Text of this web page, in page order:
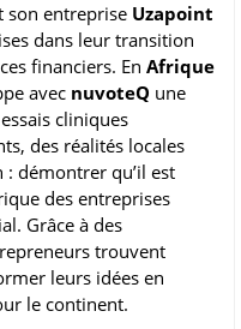
son entreprise Uzapoint
dans leur transition
financiers. En Afrique
avec nuvoteQ une
cliniques
des réalités locales
démontrer qu’il est
des entreprises
Grâce à des
trouvent
leurs idées en
le continent.